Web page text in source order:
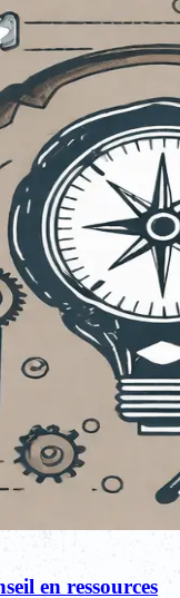
en ressources